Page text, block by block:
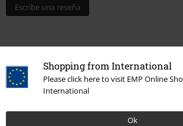
Shopping from International
Please click here to visit EMP Online
International
Ok
Escribe una reseña